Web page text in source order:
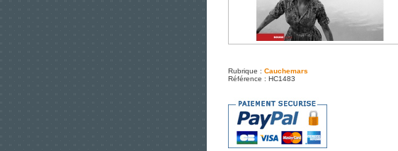
Rubrique : Cauchemars
Référence : HC1483